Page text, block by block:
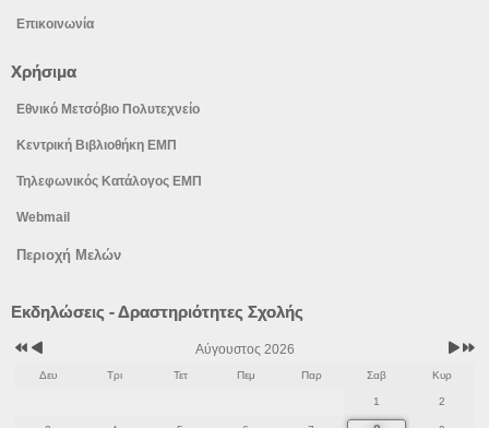
Επικοινωνία
Χρήσιμα
Εθνικό Μετσόβιο Πολυτεχνείο
Κεντρική Βιβλιοθήκη ΕΜΠ
Τηλεφωνικός Κατάλογος ΕΜΠ
Webmail
Περιοχή Μελών
Εκδηλώσεις - Δραστηριότητες Σχολής
Προηγούμενος
μήνας
Αύγουστος 2026
Δευ Τρι Τετ Πεμ Παρ Σαβ Κυρ
1 2